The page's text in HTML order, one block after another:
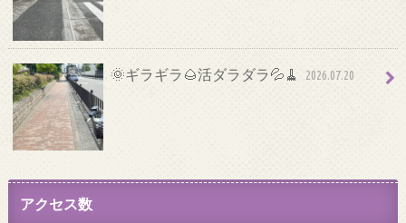
🌞ギラギラ🌰活ダラダラ💦🧹 2026.07.20
アクセス数